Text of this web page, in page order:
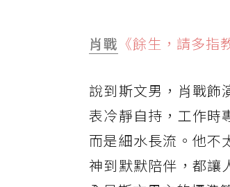
肖戰 《餘生，請多
說到斯文男，肖戰飾
表冷靜自持，工作時
而是細水長流。他不
神到默默陪伴，都讓